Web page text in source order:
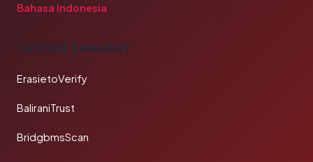
Bahasa Indonesia
TAUTAN SAHABAT
ErasietoVerify
BaliraniTrust
BridgbmsScan